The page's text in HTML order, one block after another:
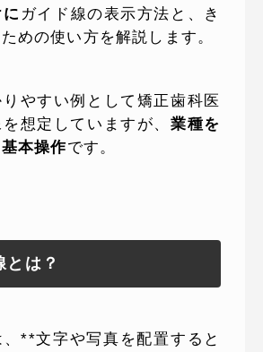
ガイド線の表示方法と、き
めの使い方を解説します。
やすい例として矯正歯科医
を想定していますが、業種を
本操作です。
とは？
**文字や写真を配置すると